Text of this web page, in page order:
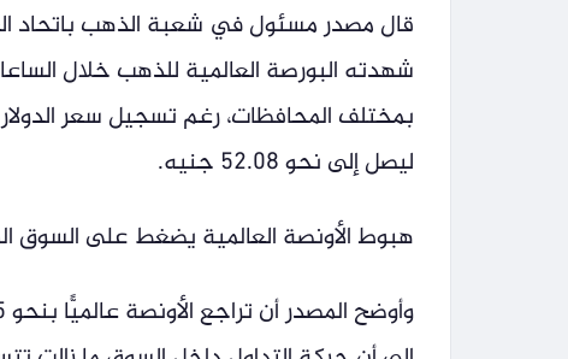
قال مصدر مسئول في شعبة الذهب باتحاد
شهدته البورصة العالمية للذهب خلال
بمختلف المحافظات، رغم تسجيل سعر الدولار
ليصل إلى نحو 52.08 جنيه.
هبوط الأونصة العالمية يضغط على السوق